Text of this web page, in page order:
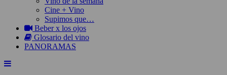
Cine + Vino
Supimos que…
Beber x los ojos
Glosario del vino
PANORAMAS